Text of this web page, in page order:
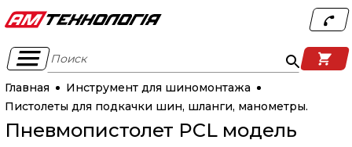
Поиск
Главная
Инструмент для шиномонтажа
Пистолеты для подкачки шин, шланги, манометры.
Пневмопистолет PCL модель